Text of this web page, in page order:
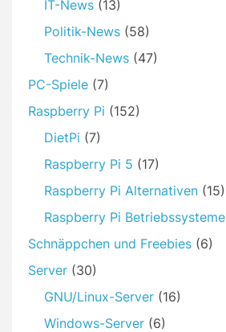
IT-News (13)
Politik-News (58)
Technik-News (47)
PC-Spiele (7)
Raspberry Pi (152)
DietPi (7)
Raspberry Pi 5 (17)
Raspberry Pi Alternativen (15)
Raspberry Pi Betriebssysteme
Schnäppchen und Freebies (6)
Server (30)
GNU/Linux-Server (16)
Windows-Server (6)